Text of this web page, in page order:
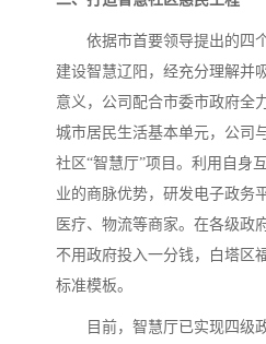
依据市首要领导提出的四
建设智慧辽阳，经充分理解并
意义，公司配合市委市政府全
城市居民生活基本单元，公司
社区“智慧厅”项目。利用自身
业的商脉优势，研发电子政务
医疗、物流等商家。在各级政
不用政府投入一分钱，白塔区
标准模板。
目前，智慧厅已实现四级政